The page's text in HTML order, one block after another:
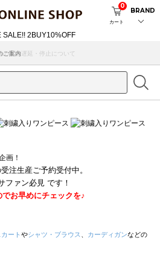
カート
0
BRAND
配送遅延・停止について
ご案内
画！
注生産ご予約受付中。
ファン必見 です！
お早めにチェックを♪
カート やシャツ・ブラウス カーディガンなどの